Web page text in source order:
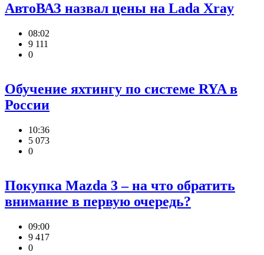
АвтоВАЗ назвал цены на Lada Xray
08:02
9 111
0
Обучение яхтингу по системе RYA в
России
10:36
5 073
0
Покупка Mazda 3 – на что обратить
внимание в первую очередь?
09:00
9 417
0